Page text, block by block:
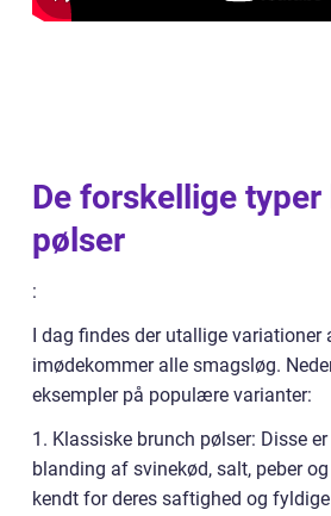
De forskellige
pølser
:
I dag findes der utallige variationer
imødekommer alle smagsløg.
eksempler på populære varianter:
1. Klassiske brunch pølser: Disse
blanding af svinekød, salt, peber
kendt for deres saftighed og